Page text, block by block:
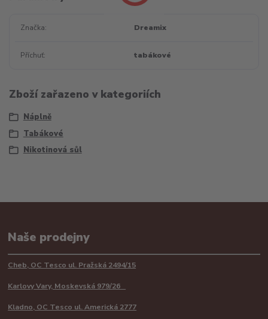
Značka Dreamix
Příchuť tabákové
Zboží zařazeno v kategoriích
Náplně
Tabákové
Nikotinová sůl
Naše prodejny
Cheb, OC Tesco ul. Pražská 2494/15
Karlovy Vary, Moskevská 979/26
Kladno, OC Tesco ul. Americká 2777